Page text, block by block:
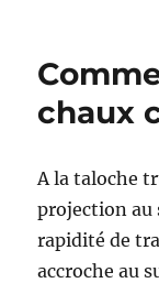
chaux
A la taloche
projection au
rapidité de
accroche au